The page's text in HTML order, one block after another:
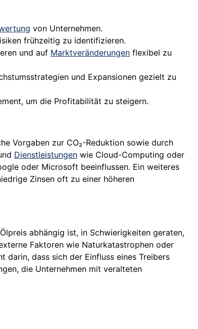
von Unternehmen.
frühzeitig zu identifizieren.
und auf Marktveränderungen flexibel zu
und Expansionen gezielt zu
um die Profitabilität zu steigern.
Vorgaben zur CO₂-Reduktion sowie durch
Dienstleistungen wie Cloud-Computing oder
oder Microsoft beeinflussen. Ein weiteres
Zinsen oft zu einer höheren
abhängig ist, in Schwierigkeiten geraten,
Faktoren wie Naturkatastrophen oder
darin, dass sich der Einfluss eines Treibers
die Unternehmen mit veralteten